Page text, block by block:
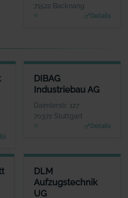
71522 Backnang
Details
& CO. KG
Harman
WEBSITE
DIBAG
Industriebau AG
Daimlerstr. 127
70372 Stuttgart
Details
DIBAG INDUSTRIEBAU AG
ANSPRECHPARTNER
Herr Peter Vassholz
www.dibag.de
DLM
Aufzugstechnik
UG
DLM AUFZUGSTECHNIK UG
ANSPRECHPARTNER
Herr Thorsten